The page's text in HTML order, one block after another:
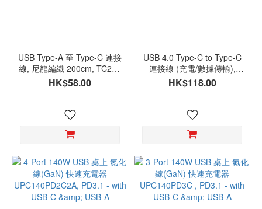
USB Type-A 至 Type-C 連接
線, 尼龍編織 200cm, TC2M-
NL200
HK$58.00
USB 4.0 Type-C to Type-C
連接線 (充電/數據傳輸),
240W, 40Gbps, 100cm, 尼
龍編織, TC4CG3EPR-NP1M
HK$118.00